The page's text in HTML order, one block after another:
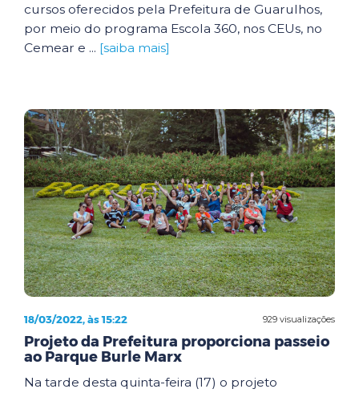
cursos oferecidos pela Prefeitura de Guarulhos,
por meio do programa Escola 360, nos CEUs, no
Cemear e ... [saiba mais]
929 visualizações
18/03/2022, às 15:22
Projeto da Prefeitura proporciona passeio
ao Parque Burle Marx
Na tarde desta quinta-feira (17) o projeto